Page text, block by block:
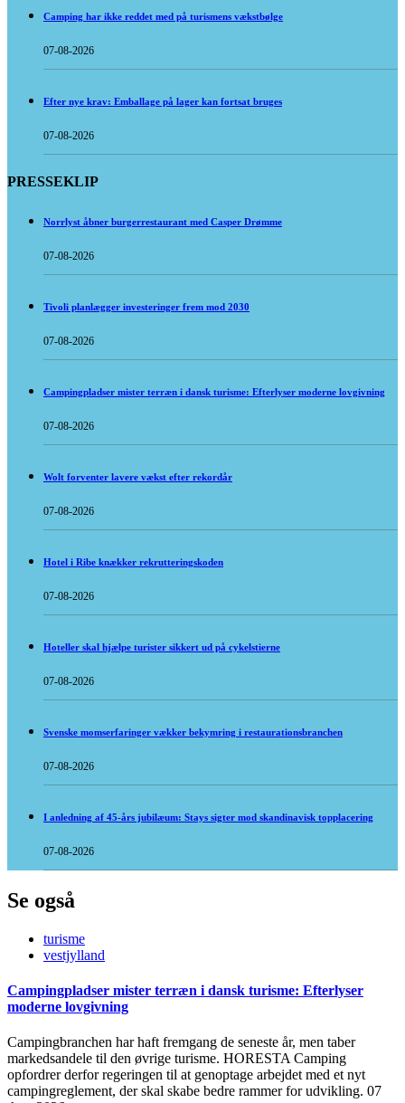
Camping har ikke reddet med på turismens vækstbølge
07-08-2026
Efter nye krav: Emballage på lager kan fortsat bruges
07-08-2026
PRESSEKLIP
Norrlyst åbner burgerrestaurant med Casper Drømme
07-08-2026
Tivoli planlægger investeringer frem mod 2030
07-08-2026
Campingpladser mister terræn i dansk turisme: Efterlyser moderne lovgivning
07-08-2026
Wolt forventer lavere vækst efter rekordår
07-08-2026
Hotel i Ribe knækker rekrutteringskoden
07-08-2026
Hoteller skal hjælpe turister sikkert ud på cykelstierne
07-08-2026
Svenske momserfaringer vækker bekymring i restaurationsbranchen
07-08-2026
I anledning af 45-års jubilæum: Stays sigter mod skandinavisk topplacering
07-08-2026
Se også
turisme
vestjylland
Campingpladser mister terræn i dansk turisme: Efterlyser
moderne lovgivning
Campingbranchen har haft fremgang de seneste år, men taber
markedsandele til den øvrige turisme. HORESTA Camping
opfordrer derfor regeringen til at genoptage arbejdet med et nyt
campingreglement, der skal skabe bedre rammer for udvikling. 07